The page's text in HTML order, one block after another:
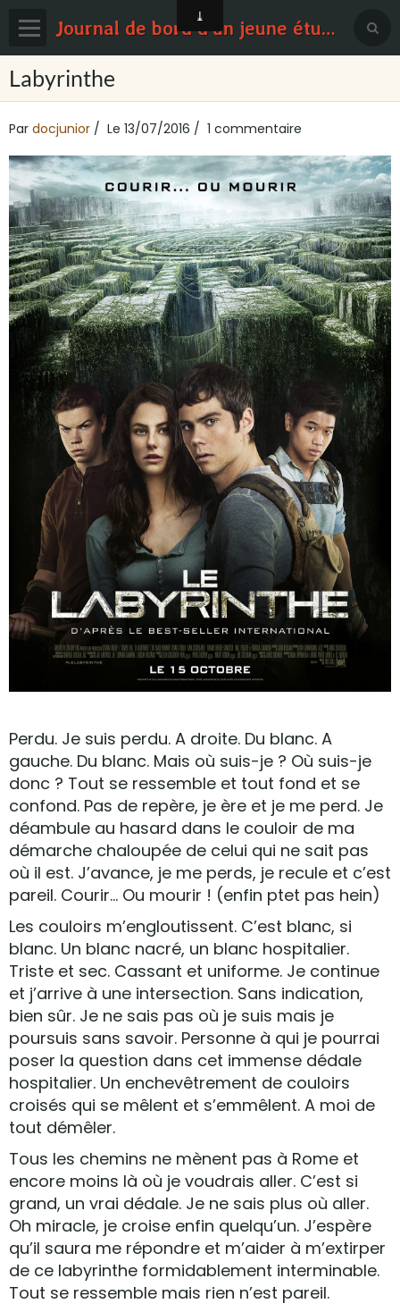
Journal de bord d'un jeune étudiant en médecine
Page d'accueil
Sondages
Labyrinthe
Par docjunior Le 13/07/2016 1 commentaire
Perdu. Je suis perdu. A droite. Du blanc. A
gauche. Du blanc. Mais où suis-je ? Où suis-je
donc ? Tout se ressemble et tout fond et se
confond. Pas de repère, je ère et je me perd. Je
déambule au hasard dans le couloir de ma
démarche chaloupée de celui qui ne sait pas
où il est. J’avance, je me perds, je recule et c’est
pareil. Courir… Ou mourir ! (enfin ptet pas hein)
Les couloirs m’engloutissent. C’est blanc, si
blanc. Un blanc nacré, un blanc hospitalier.
Triste et sec. Cassant et uniforme. Je continue
et j’arrive à une intersection. Sans indication,
bien sûr. Je ne sais pas où je suis mais je
poursuis sans savoir. Personne à qui je pourrai
poser la question dans cet immense dédale
hospitalier. Un enchevêtrement de couloirs
croisés qui se mêlent et s’emmêlent. A moi de
tout démêler.
Tous les chemins ne mènent pas à Rome et
encore moins là où je voudrais aller. C’est si
grand, un vrai dédale. Je ne sais plus où aller.
Oh miracle, je croise enfin quelqu’un. J’espère
qu’il saura me répondre et m’aider à m’extirper
de ce labyrinthe formidablement interminable.
Tout se ressemble mais rien n’est pareil.